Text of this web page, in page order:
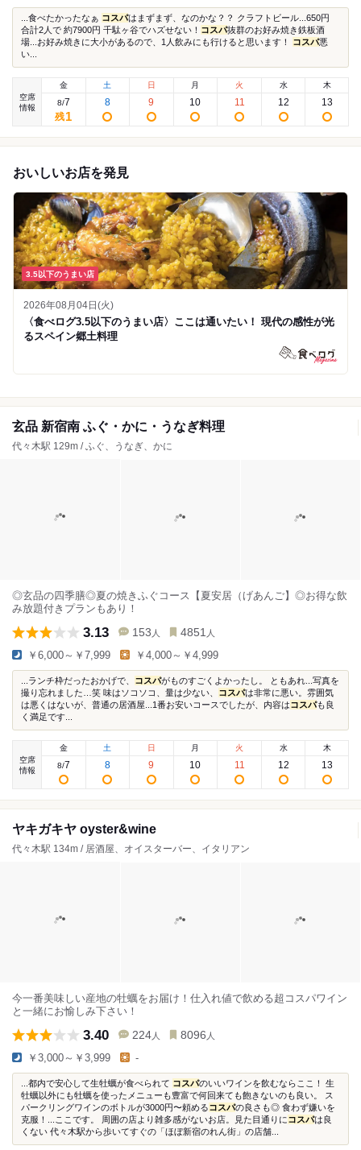
...食べたかったなぁ コスパはまずまず、なのかな？？ クラフトビール...650円
合計2人で 約7900円 千駄ヶ谷でハズせない！ コスパ抜群のお好み焼き鉄板酒
場...お好み焼きに大小があるので、1人飲みにも行けると思います！ コスパ悪
い...
空席
情報
金
8/7
残1
土
8
日
9
月
10
火
11
水
12
木
13
おいしいお店を発見
3.5以下のうまい店
2026年08月04日(火)
〈食べログ3.5以下のうまい店〉ここは通いたい！ 現代の感性が光
るスペイン郷土料理
玄品 新宿南 ふぐ・かに・うなぎ料理
代々木駅 129m / ふぐ、うなぎ、かに
◎玄品の四季膳◎夏の焼きふぐコース【夏安居（げあんご】◎お得な飲
み放題付きプランもあり！
3.13 153 人 4851 人
￥6,000～￥7,999 ￥4,000～￥4,999
...ランチ枠だったおかげで、 コスパがものすごくよかったし。 ともあれ...写真を
撮り忘れました…笑 味はソコソコ、量は少ない、 コスパは非常に悪い。雰囲気
は悪くはないが、普通の居酒屋...1番お安いコースでしたが、内容はコスパも良
く満足です...
空席
情報
金
8/7
土
8
日
9
月
10
火
11
水
12
木
13
ヤキガキヤ oyster&wine
代々木駅 134m / 居酒屋、オイスターバー、イタリアン
今一番美味しい産地の牡蠣をお届け！仕入れ値で飲める超コスパワイン
と一緒にお愉しみ下さい！
3.40 224 人 8096 人
￥3,000～￥3,999 -
...都内で安心して生牡蠣が食べられて コスパのいいワインを飲むならここ！ 生
牡蠣以外にも牡蠣を使ったメニューも豊富で何回来ても飽きないのも良い。 ス
パークリングワインのボトルが3000円〜頼めるコスパの良さも◎ 食わず嫌いを
克服！...ここです。 周囲の店より雑多感がないお店。見た目通りにコスパは良
くない 代々木駅から歩いてすぐの「ほぼ新宿のれん街」の店舗...